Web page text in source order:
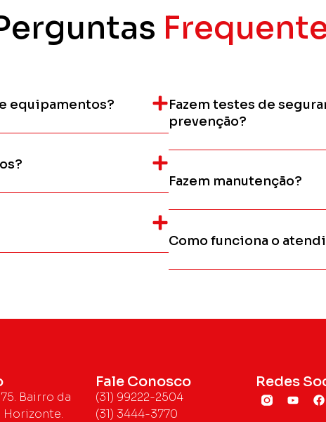
equipamentos?
Fazem testes de
prevenção?
Fazem manutenção?
Como funciona o
Bairro da
Horizonte.
Fale Conosco
(31) 99222-2504
(31) 3444-3770
Redes